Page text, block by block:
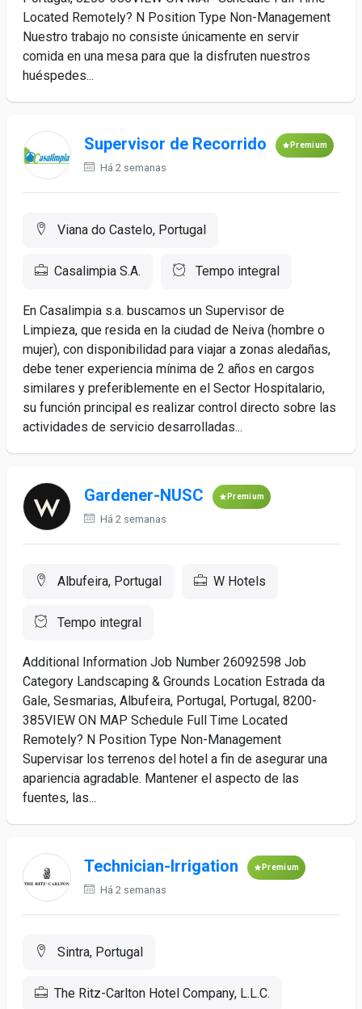
Located Remotely? N Position Type Non-Management
Nuestro trabajo no consiste únicamente en servir
comida en una mesa para que la disfruten nuestros
huéspedes...
Supervisor de Recorrido Premium
Há 2 semanas
Viana do Castelo, Portugal
Casalimpia S.A. Tempo integral
En Casalimpia s.a. buscamos un Supervisor de
Limpieza, que resida en la ciudad de Neiva (hombre o
mujer), con disponibilidad para viajar a zonas aledañas,
debe tener experiencia mínima de 2 años en cargos
similares y preferiblemente en el Sector Hospitalario,
su función principal es realizar control directo sobre las
actividades de servicio desarrolladas...
Gardener-NUSC Premium
Há 2 semanas
Albufeira, Portugal W Hotels
Tempo integral
Additional Information Job Number 26092598 Job
Category Landscaping & Grounds Location Estrada da
Gale, Sesmarias, Albufeira, Portugal, Portugal, 8200-
385VIEW ON MAP Schedule Full Time Located
Remotely? N Position Type Non-Management
Supervisar los terrenos del hotel a fin de asegurar una
apariencia agradable. Mantener el aspecto de las
fuentes, las...
Technician-Irrigation Premium
Há 2 semanas
Sintra, Portugal
The Ritz-Carlton Hotel Company, L.L.C.